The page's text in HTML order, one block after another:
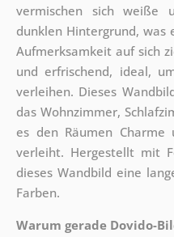
vermischen sich weiße
dunklen Hintergrund, was
Aufmerksamkeit auf sich
und erfrischend, ideal,
verleihen. Dieses
das Wohnzimmer,
es den Räumen Charme
verleiht. Hergestellt mit
dieses Wandbild eine
Farben.
Warum gerade Dovido-